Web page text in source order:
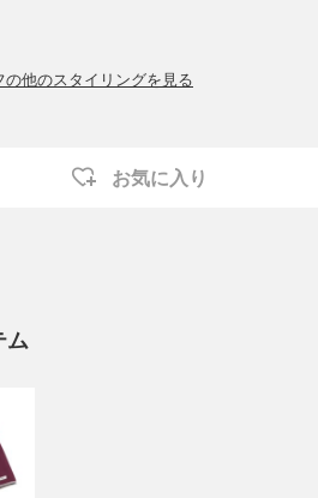
の他のスタイリングを見る
お気に入り
ム